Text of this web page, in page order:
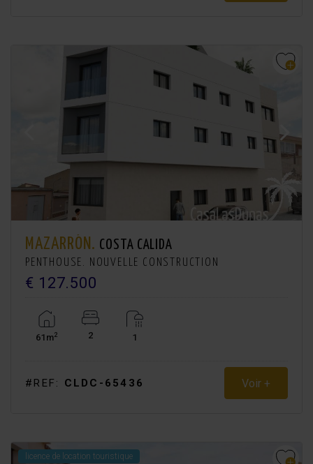
MAZARRÓN. COSTA CALIDA
PENTHOUSE. NOUVELLE CONSTRUCTION
€ 127.500
61m2 2 1
#REF: CLDC-65436 Voir +
licence de location touristique